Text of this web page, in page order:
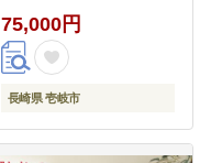
掛け 羽毛 布団
[JFJ053] 75000 75000
円 羽毛布団
75,000円
長崎県 壱岐市